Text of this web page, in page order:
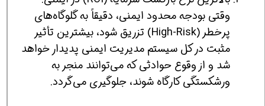
وقتی بودجه محدود ایمنی، دقیقاً به گلوگاه‌های
پرخطر (High-Risk) تزریق شود، بیشترین تأثیر
مثبت در کل سیستم مدیریت ایمنی پدیدار خواهد
شد و از وقوع حوادثی که می‌توانند منجر به
ورشکستگی کارگاه شوند، جلوگیری می‌گردد.